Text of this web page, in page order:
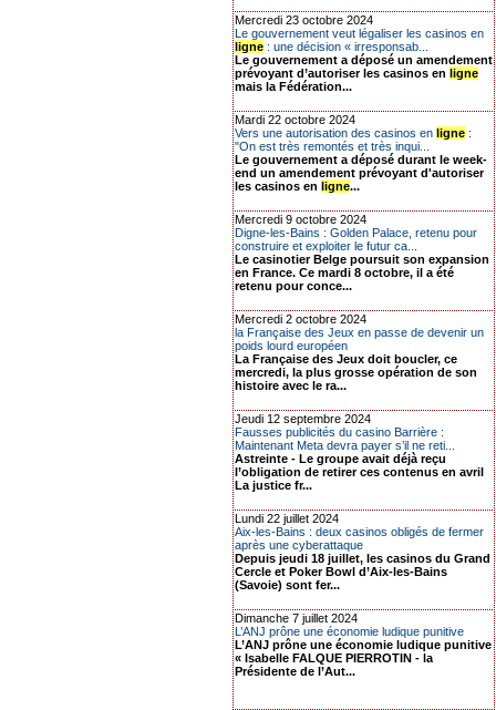
Mercredi 23 octobre 2024
Le gouvernement veut légaliser les casinos en
ligne : une décision « irresponsab...
Le gouvernement a déposé un amendement
prévoyant d’autoriser les casinos en ligne
mais la Fédération...
Mardi 22 octobre 2024
Vers une autorisation des casinos en ligne :
"On est très remontés et très inqui...
Le gouvernement a déposé durant le week-
end un amendement prévoyant d'autoriser
les casinos en ligne...
Mercredi 9 octobre 2024
Digne-les-Bains : Golden Palace, retenu pour
construire et exploiter le futur ca...
Le casinotier Belge poursuit son expansion
en France. Ce mardi 8 octobre, il a été
retenu pour conce...
Mercredi 2 octobre 2024
la Française des Jeux en passe de devenir un
poids lourd européen
La Française des Jeux doit boucler, ce
mercredi, la plus grosse opération de son
histoire avec le ra...
Jeudi 12 septembre 2024
Fausses publicités du casino Barrière :
Maintenant Meta devra payer s’il ne reti...
Astreinte - Le groupe avait déjà reçu
l’obligation de retirer ces contenus en avril
La justice fr...
Lundi 22 juillet 2024
Aix-les-Bains : deux casinos obligés de fermer
après une cyberattaque
Depuis jeudi 18 juillet, les casinos du Grand
Cercle et Poker Bowl d’Aix-les-Bains
(Savoie) sont fer...
Dimanche 7 juillet 2024
L’ANJ prône une économie ludique punitive
L’ANJ prône une économie ludique punitive
« Isabelle FALQUE PIERROTIN - la
Présidente de l’Aut...